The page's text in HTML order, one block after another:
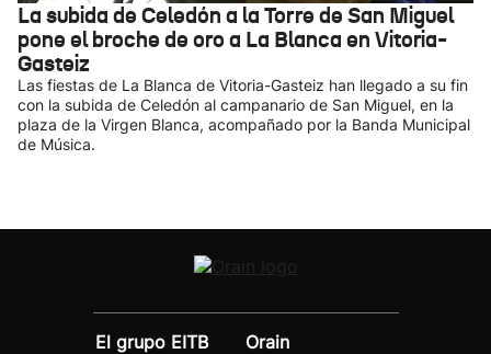
La subida de Celedón a la Torre de San Miguel
pone el broche de oro a La Blanca en Vitoria-
Gasteiz
Las fiestas de La Blanca de Vitoria-Gasteiz han llegado a su fin
con la subida de Celedón al campanario de San Miguel, en la
plaza de la Virgen Blanca, acompañado por la Banda Municipal
de Música.
El grupo EITB
Orain